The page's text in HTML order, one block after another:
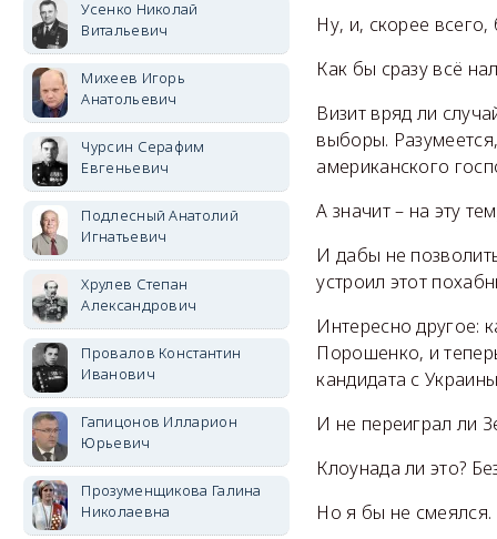
Ну, и, скорее
Как бы сразу всё
Визит вряд ли
выборы.
американского
А значит – на эту
И дабы не
устроил этот
Интересно другое:
Порошенко, и
кандидата с
И не переиграл ли
Клоунада ли это?
Но я бы не смеялся.
Усенко Николай
Витальевич
Михеев Игорь
Анатольевич
Чурсин Серафим
Евгеньевич
Подлесный Анатолий
Игнатьевич
Хрулев Степан
Александрович
Провалов Константин
Иванович
Гапицонов Илларион
Юрьевич
Прозуменщикова Галина
Николаевна